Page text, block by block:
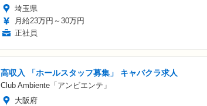
埼玉県
月給23万円～30万円
正社員
高収入 「ホールスタッフ募集」 キャバクラ求人
Club Ambiente「アンビエンテ」
大阪府